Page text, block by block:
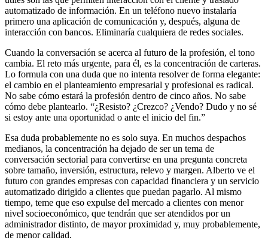
automatizado de información. En un teléfono nuevo instalaría
primero una aplicación de comunicación y, después, alguna de
interacción con bancos. Eliminaría cualquiera de redes sociales.
Cuando la conversación se acerca al futuro de la profesión, el tono
cambia. El reto más urgente, para él, es la concentración de carteras.
Lo formula con una duda que no intenta resolver de forma elegante:
el cambio en el planteamiento empresarial y profesional es radical.
No sabe cómo estará la profesión dentro de cinco años. No sabe
cómo debe plantearlo. “¿Resisto? ¿Crezco? ¿Vendo? Dudo y no sé
si estoy ante una oportunidad o ante el inicio del fin.”
Esa duda probablemente no es solo suya. En muchos despachos
medianos, la concentración ha dejado de ser un tema de
conversación sectorial para convertirse en una pregunta concreta
sobre tamaño, inversión, estructura, relevo y margen. Alberto ve el
futuro con grandes empresas con capacidad financiera y un servicio
automatizado dirigido a clientes que puedan pagarlo. Al mismo
tiempo, teme que eso expulse del mercado a clientes con menor
nivel socioeconómico, que tendrán que ser atendidos por un
administrador distinto, de mayor proximidad y, muy probablemente,
de menor calidad.